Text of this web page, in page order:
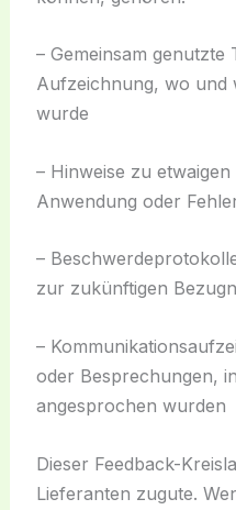
– Gemeinsam genutzte
Aufzeichnung, wo und
wurde
– Hinweise zu
Anwendung oder
–
zur zukünftigen
–
oder Besprechungen,
angesprochen wurden
Dieser Feedback-
Lieferanten zugute.